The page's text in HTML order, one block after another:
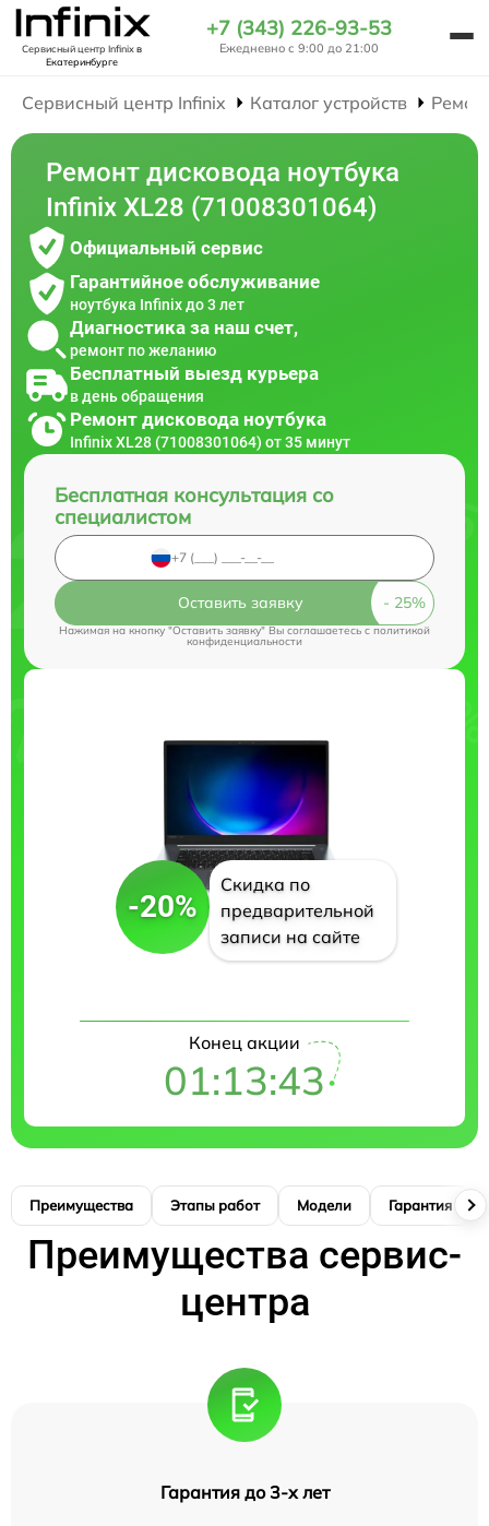
Сервисный центр Infinixв
Екатеринбурге
+7 (343) 226-93-53
Ежедневно с 9:00 до 21:00
Сервисный центр Infinix Каталог устройств
Ремонт дисковода ноутбука
Infinix XL28 (71008301064)
Официальный сервис
Гарантийное обслуживание
ноутбука Infinix до 3 лет
Диагностика за наш счет,
ремонт по желанию
Бесплатный выезд курьера
в день обращения
Ремонт дисковода ноутбука
Infinix XL28 (71008301064) от 35 минут
Бесплатная консультация со
специалистом
Оставить заявку
Нажимая на кнопку "Оставить заявку" Вы соглашаетесь cполитикой
конфиденциальности
-20%
Скидка по
предварительной
записи на сайте
Конец акции
01:13:42
Преимущества Этапы работ Модели Гарантия
Преимущества сервис-
центра
Гарантия до 3-х лет